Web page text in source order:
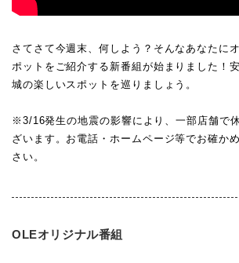
さてさて今週末、何しよう？そんなあなたに
ポットをご紹介する新番組が始まりました！
城の楽しいスポットを巡りましょう。
※3/16発生の地震の影響により、一部店舗で
ざいます。お電話・ホームページ等でお確か
さい。
OLEオリジナル番組